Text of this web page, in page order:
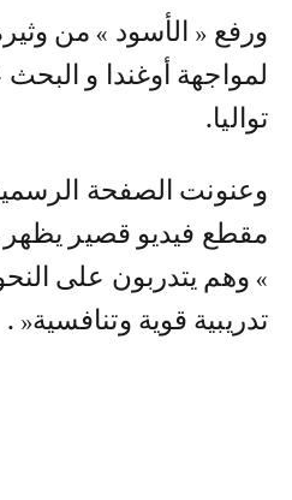
و رفع « الأسود » من وثيرة تحضيراتهم
تواليا.
وعنونت الصفحة
مقطع فيديو قصير يظهر
» وهم يتدربون على
تدريبية قوية وتنافسية« .